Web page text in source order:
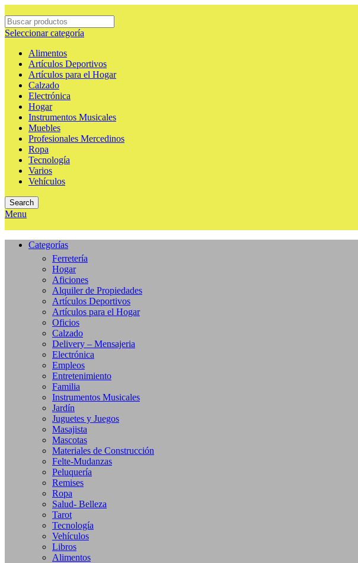
Seleccionar categoría
Alimentos
Artículos Deportivos
Artículos para el Hogar
Calzado
Electrónica
Hogar
Instrumentos Musicales
Muebles
Profesionales Mercedinos
Ropa
Tecnología
Varios
Vehículos
Search
Menu
Categorías
Ferretería
Hogar
Aficiones
Alquiler de Propiedades
Artículos Deportivos
Artículos para el Hogar
Oficios
Calzado
Delivery – Mensajeria
Electrónica
Empleos
Entretenimiento
Familia
Instrumentos Musicales
Jardín
Juguetes y Juegos
Masajista
Mascotas
Materiales de Construcción
Felte-Mudanzas
Peluquería
Remises
Ropa
Salud- Belleza
Tarot
Tecnología
Vehículos
Libros
Alimentos